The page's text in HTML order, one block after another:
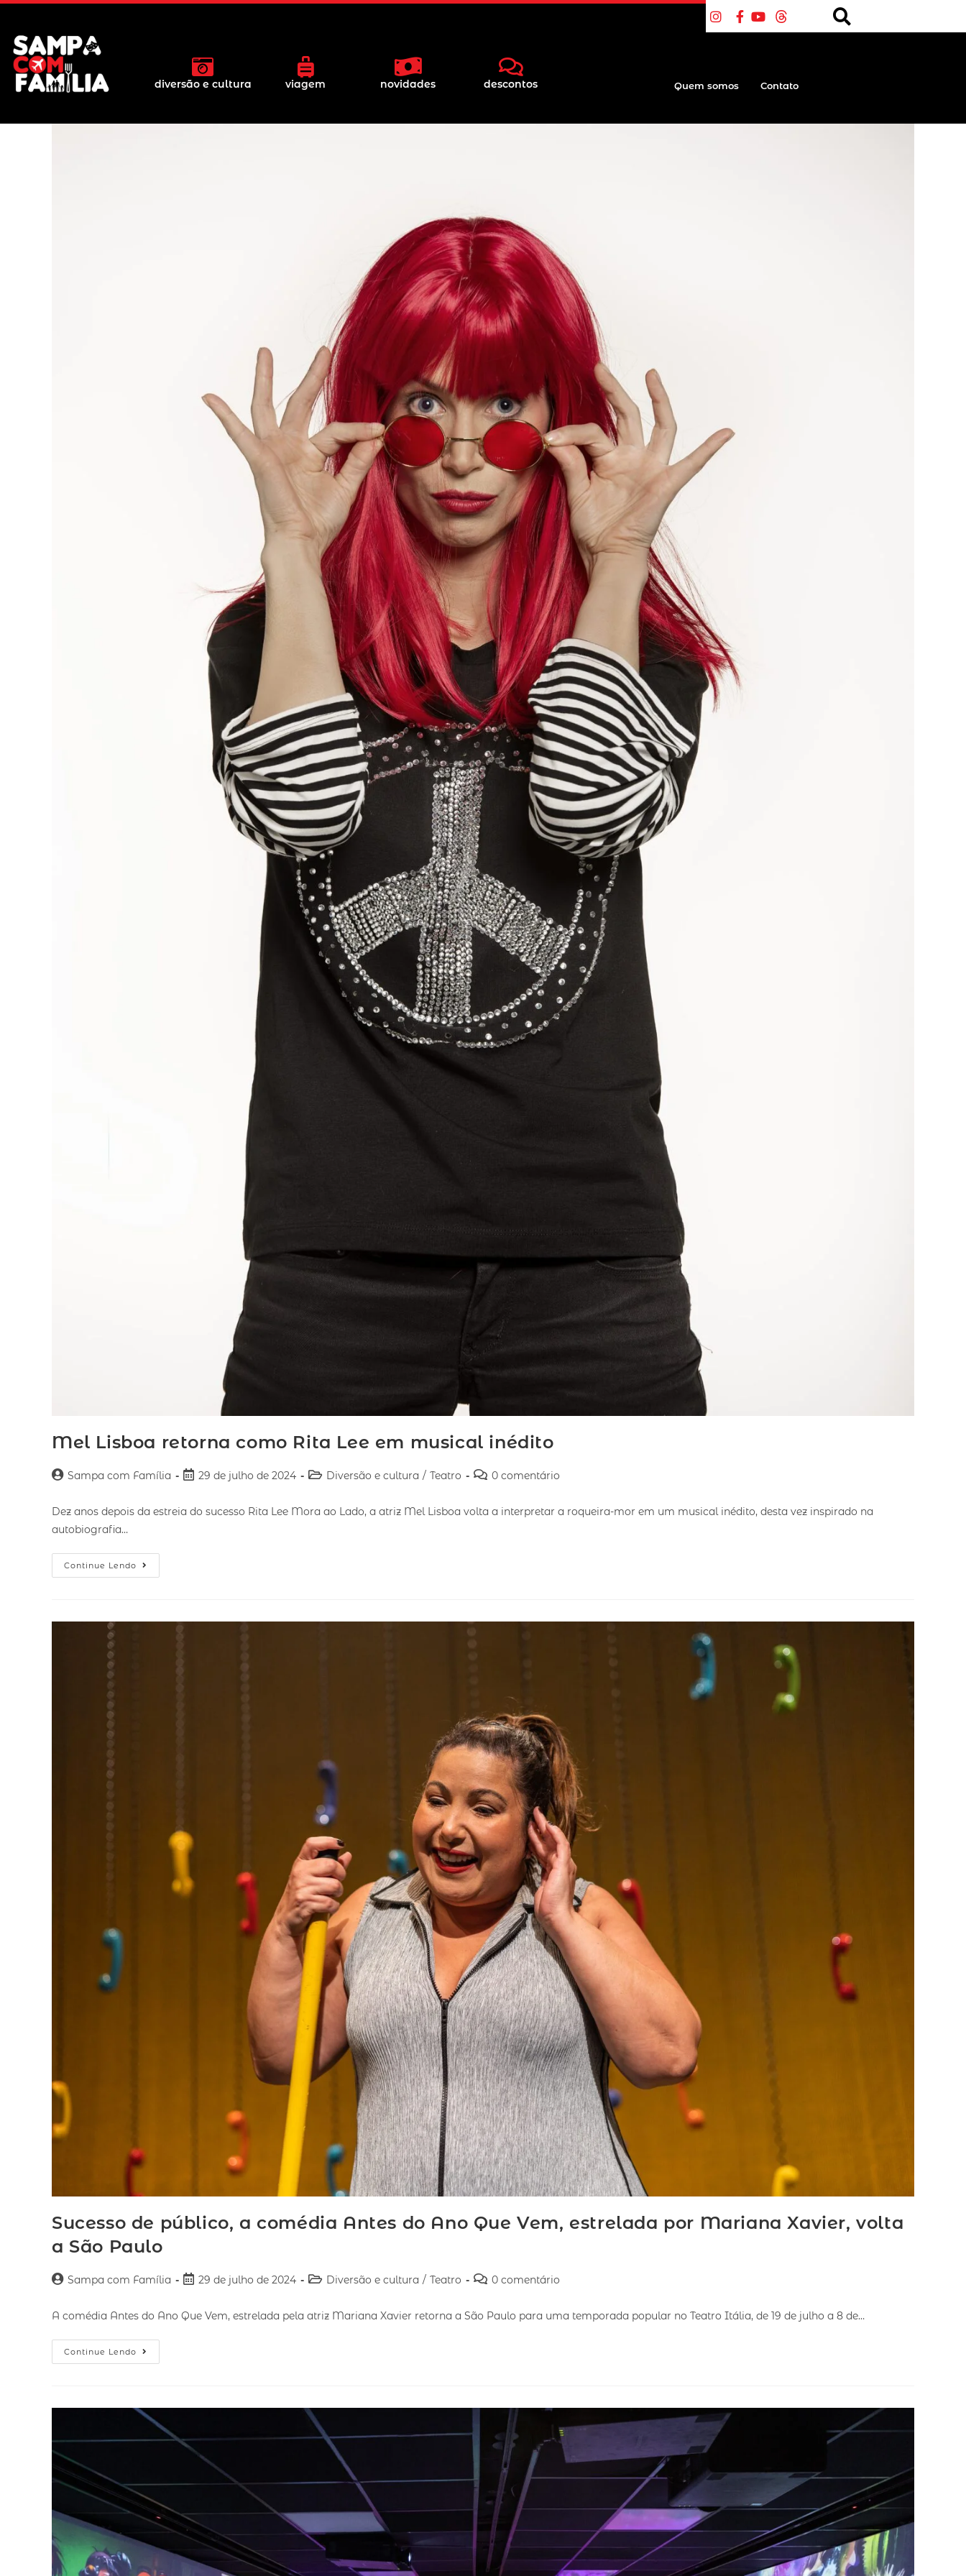
diversão e cultura viagem novidades descontos Quem somos Contato
Mel Lisboa retorna como Rita Lee em musical inédito
Sampa com Família 29 de julho de 2024 Diversão e cultura / Teatro 0 comentário
Dez anos depois da estreia do sucesso Rita Lee Mora ao Lado, a atriz Mel Lisboa volta a interpretar a roqueira-mor em um musical inédito, desta vez inspirado na
autobiografia…
Continue Lendo
Sucesso de público, a comédia Antes do Ano Que Vem, estrelada por Mariana Xavier, volta
a São Paulo
Sampa com Família 29 de julho de 2024 Diversão e cultura / Teatro 0 comentário
A comédia Antes do Ano Que Vem, estrelada pela atriz Mariana Xavier retorna a São Paulo para uma temporada popular no Teatro Itália, de 19 de julho a 8 de…
Continue Lendo